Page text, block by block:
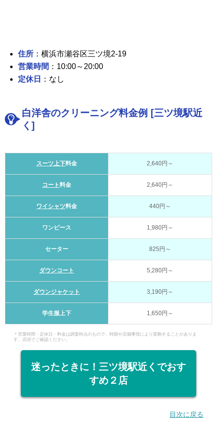
住所 ：横浜市瀬谷区三ツ境2-19
営業時間 ：10:00～20:00
定休日
：なし
白洋舎のクリーニング料金例 [三ツ境駅近
く]
スーツ上下料金 2,640円～
コート料金 2,640円～
ワイシャツ料金 440円～
ワンピース 1,980円～
セーター 825円～
ダウンコート 5,280円～
ダウンジャケット 3,190円～
学生服上下 1,650円～
＊営業時間・定休日・料金は調査時点のもので、時期や店舗事情により変動することがありま
す。店頭でご確認ください。
迷ったときに！三ツ境駅近くでおす
すめ２店
目次に戻る